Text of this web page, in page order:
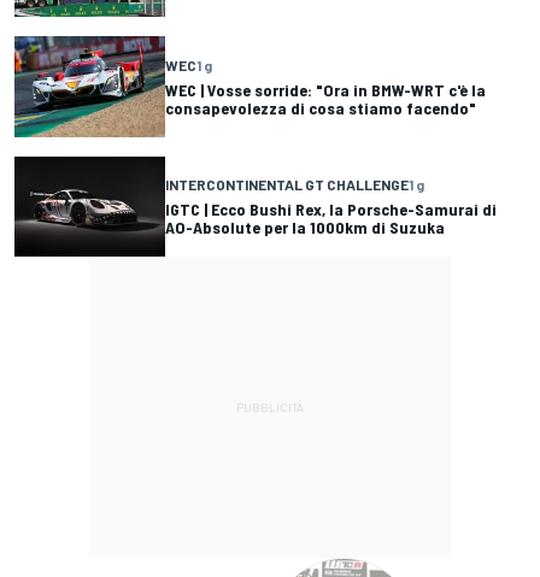
WEC1 g
WEC | Vosse sorride: "Ora in BMW-WRT c'è la
consapevolezza di cosa stiamo facendo"
INTERCONTINENTAL GT CHALLENGE1 g
IGTC | Ecco Bushi Rex, la Porsche-Samurai di
AO-Absolute per la 1000km di Suzuka